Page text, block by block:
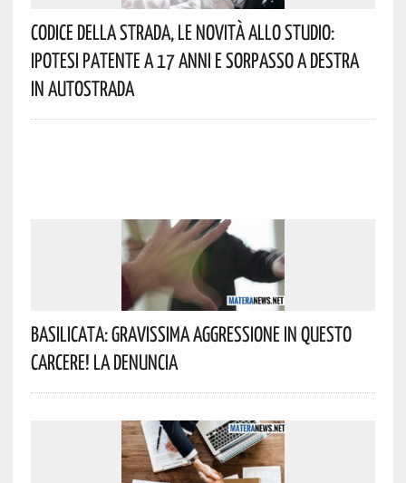
Codice Della Strada, Le Novità Allo Studio:
Ipotesi Patente A 17 Anni E Sorpasso A Destra
In Autostrada
Basilicata: Gravissima Aggressione In Questo
Carcere! La Denuncia